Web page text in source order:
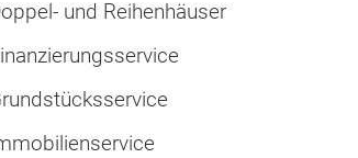
und Reihenhäuser